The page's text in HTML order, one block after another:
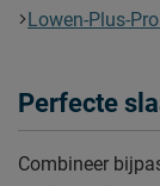
Specificaties
Uitvoering
Materiaal
Lowen-Plus-
Perfecte
Combineer